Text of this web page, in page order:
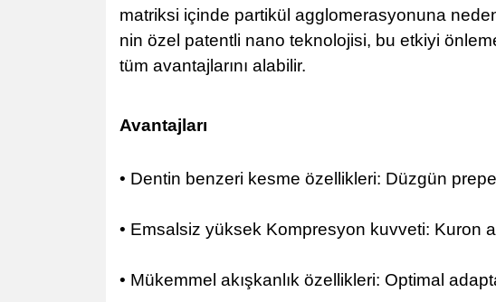
matriksi içinde partikül agglomerasyonuna
nin özel patentli nano teknolojisi, bu etkiyi
tüm avantajlarını alabilir.
Avantajları
• Dentin benzeri kesme özellikleri: Düzgün
• Emsalsiz yüksek Kompresyon kuvveti: Kuron
• Mükemmel akışkanlık özellikleri: Optimal